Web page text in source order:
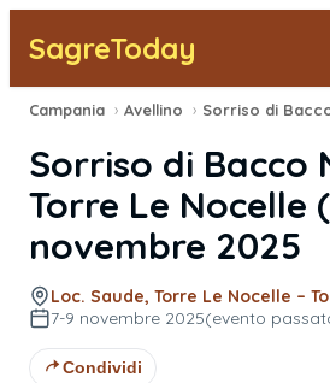
SagreToday
Segnala una sagra
Tutte le Sagre
Vicino a Me
Campania › Avellino › Sorriso di
Sorriso di Bacco
Torre Le Nocelle (
novembre 2025
Loc. Saude, Torre Le Nocelle –
7-9 novembre 2025(evento
Condividi